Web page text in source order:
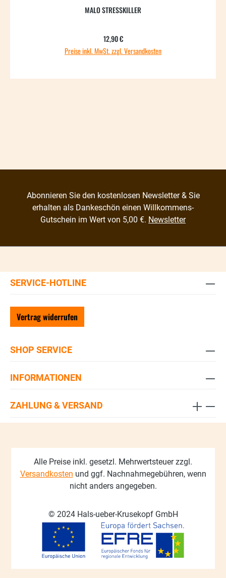
MALO STRESSKILLER
Regulärer Preis:
12,90 €
Preise inkl. MwSt. zzgl. Versandkosten
Abonnieren Sie den kostenlosen Newsletter & Sie
erhalten als Dankeschön einen Willkommens-
Gutschein im Wert von 5,00 €. Newsletter
SERVICE-HOTLINE
Vertrag widerrufen
SHOP SERVICE
INFORMATIONEN
ZAHLUNG & VERSAND
Alle Preise inkl. gesetzl. Mehrwertsteuer zzgl.
Versandkosten und ggf. Nachnahmegebühren, wenn
nicht anders angegeben.
© 2024 Hals-ueber-Krusekopf GmbH